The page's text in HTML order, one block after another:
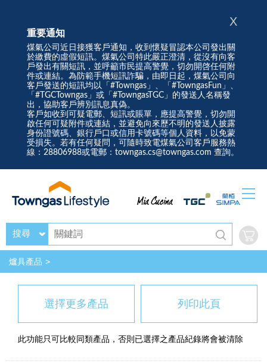
重要通知
煤氣公司近日接獲客戶通知，收到懷疑冒認本公司發出關
於繳費的虛假短訊。煤氣公司特此嚴正澄清，從沒有向客
戶發出有關短訊，並呼籲市民提高警覺，切勿開啓任何附
件或連結。為防範手機短訊詐騙，由即日起，煤氣公司向
客戶發送的短訊均以「#Towngas」、「#TowngasFun」、
「#TGCTowngas」或「#TowngasTGC」的發送人名稱發
出，協助客戶辨別訊息真偽。
客戶如收到可疑電郵、短訊或賬單，應提高警覺，切勿開
啟任何可疑附件或連結，並避免向來歷不明的發送人披露
身份證號碼、銀行戶口或信用卡號碼等個人資料，以免蒙
受損失。若有任何疑問，可隨時致電煤氣公司客戶服務熱
線：28806988或電郵：towngas.cs@towngas.com 查詢。
X
搜尋
爐具產品
選擇更多產品 列印此頁
此功能只可比較同類產品，否則已選擇之產品紀錄將會被清除